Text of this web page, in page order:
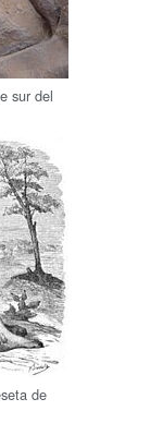
sur del
de